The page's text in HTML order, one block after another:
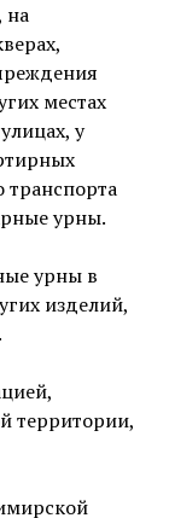
на
местах
у
транспорта
урны.
урны в
изделий,
территории,